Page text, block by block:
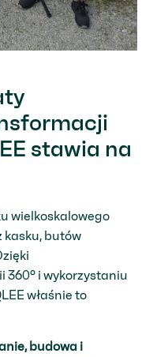
stawia na
wielkoskalowego
butów
360° i wykorzystaniu
właśnie to
budowa i